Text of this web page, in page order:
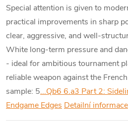
Special attention is given to
practical improvements in sharp
clear, aggressive, and well-
White long-term pressure and
- ideal for ambitious tournament
reliable weapon against the
sample: 5...Qb6 6.a3 Part 2:
Endgame Edges Detailní informace